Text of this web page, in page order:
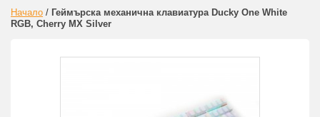
Начало / Геймърскa механична клавиатура Ducky One White
RGB, Cherry MX Silver